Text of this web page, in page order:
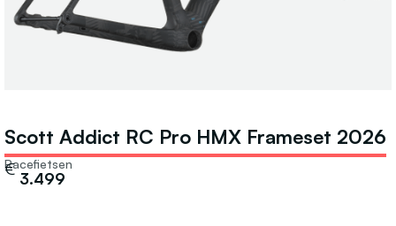
Scott Addict RC Pro HMX Frameset 2026
Racefietsen
3.499
€